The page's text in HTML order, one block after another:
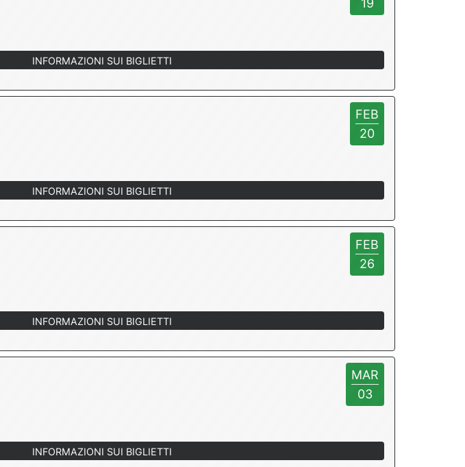
19
INFORMAZIONI SUI BIGLIETTI
FEB
20
INFORMAZIONI SUI BIGLIETTI
FEB
26
INFORMAZIONI SUI BIGLIETTI
MAR
03
INFORMAZIONI SUI BIGLIETTI